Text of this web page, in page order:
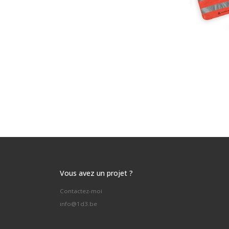
Vous avez un projet ?
Contactez-moi
info@1d3.be